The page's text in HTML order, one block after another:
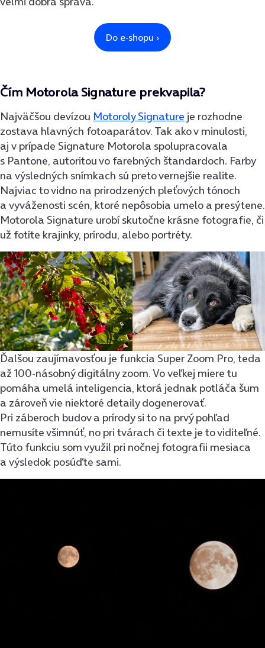
Čím Motorola Signature prekvapila?
Najväčšou devízou Motoroly Signature je rozhodne
zostava hlavných fotoaparátov. Tak ako v minulosti,
aj v prípade Signature Motorola spolupracovala
s Pantone, autoritou vo farebných štandardoch. Farby
na výsledných snímkach sú preto vernejšie realite.
Najviac to vidno na prirodzených pleťových tónoch
a vyváženosti scén, ktoré nepôsobia umelo a presýtene.
Motorola Signature urobí skutočne krásne fotografie, či
už fotíte krajinky, prírodu, alebo portréty.
Ďalšou zaujímavosťou je funkcia Super Zoom Pro, teda
až 100-násobný digitálny zoom. Vo veľkej miere tu
pomáha umelá inteligencia, ktorá jednak potláča šum
a zároveň vie niektoré detaily dogenerovať.
Pri záberoch budov a prírody si to na prvý pohľad
nemusíte všimnúť, no pri tvárach či texte je to viditeľné.
Túto funkciu som využil pri nočnej fotografii mesiaca
a výsledok posúďte sami.